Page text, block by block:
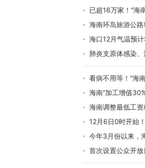
已超16万家！“海
海南环岛旅游公
海口12月气温预
肺炎支原体感染
看病不用等！“海
海南“加工增值
海南调整最低工
12月6日0时开始
今年3月份以来，
首次设置公众开